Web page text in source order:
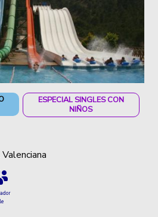
ESPECIAL SINGLES CON
NIÑOS